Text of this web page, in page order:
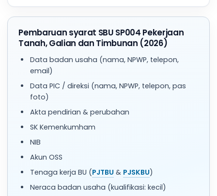
Pembaruan syarat SBU SP004 Pekerjaan
Tanah, Galian dan Timbunan (2026)
Data badan usaha (nama, NPWP, telepon,
email)
Data PIC / direksi (nama, NPWP, telepon, pas
foto)
Akta pendirian & perubahan
SK Kemenkumham
NIB
Akun OSS
Tenaga kerja BU (PJTBU & PJSKBU)
Neraca badan usaha (kualifikasi: kecil)